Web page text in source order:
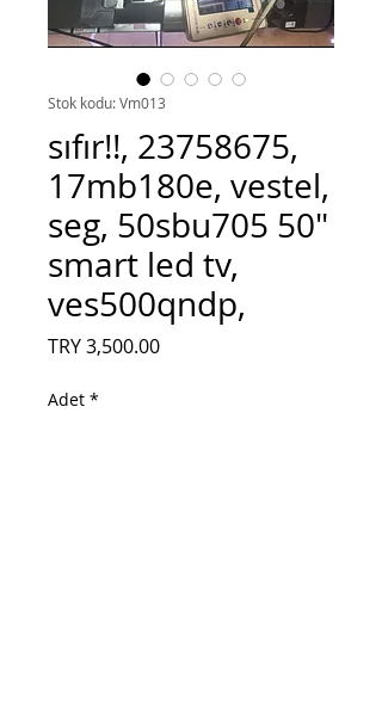
Stok kodu: Vm013
sıfır!!, 23758675,
17mb180e, vestel,
seg, 50sbu705 50"
smart led tv,
ves500qndp,
TRY 3,500.00Fiyat
Adet *